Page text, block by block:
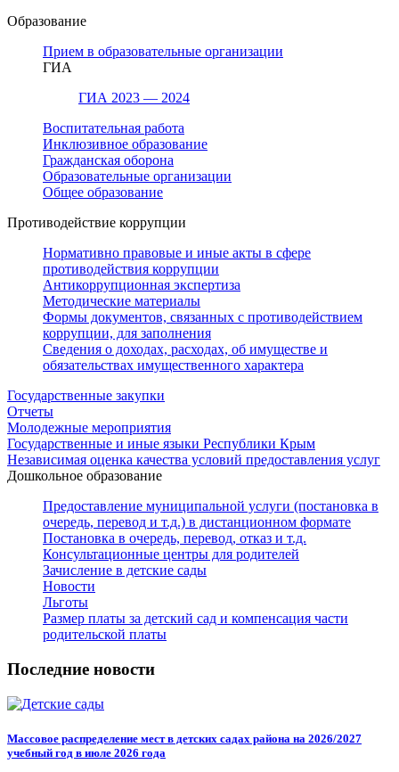
Образование
Прием в образовательные организации
ГИА
ГИА 2023 — 2024
Воспитательная работа
Инклюзивное образование
Гражданская оборона
Образовательные организации
Общее образование
Противодействие коррупции
Нормативно правовые и иные акты в сфере
противодействия коррупции
Антикоррупционная экспертиза
Методические материалы
Формы документов, связанных с противодействием
коррупции, для заполнения
Сведения о доходах, расходах, об имуществе и
обязательствах имущественного характера
Государственные закупки
Отчеты
Молодежные мероприятия
Государственные и иные языки Республики Крым
Независимая оценка качества условий предоставления услуг
Дошкольное образование
Предоставление муниципальной услуги (постановка в
очередь, перевод и т.д.) в дистанционном формате
Постановка в очередь, перевод, отказ и т.д.
Консультационные центры для родителей
Зачисление в детские сады
Новости
Льготы
Размер платы за детский сад и компенсация части
родительской платы
Последние новости
Массовое распределение мест в детских садах района на 2026/2027
учебный год в июле 2026 года